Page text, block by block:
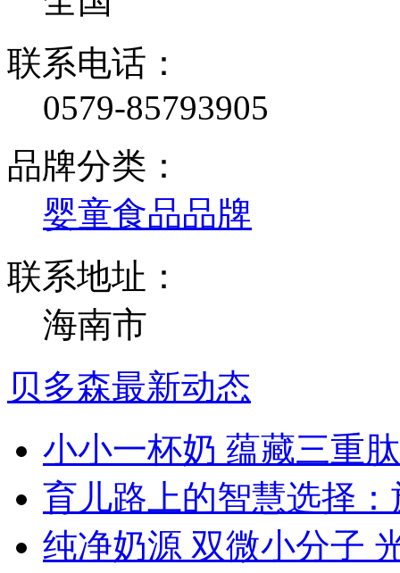
联系电话：
0579-85793905
品牌分类：
婴童食品品牌
联系地址：
海南市
贝多森最新动态
小小一杯奶 蕴藏三重
育儿路上的智慧选择
纯净奶源 双微小分子